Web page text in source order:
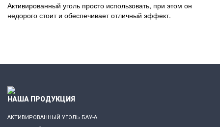
Активированный уголь просто использовать, при этом он
недорого стоит и обеспечивает отличный эффект.
НАША ПРОДУКЦИЯ
АКТИВИРОВАННЫЙ УГОЛЬ БАУ-А